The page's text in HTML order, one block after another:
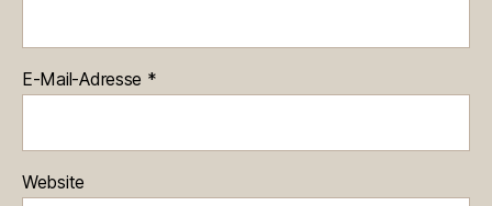
E-Mail-Adresse *
Website